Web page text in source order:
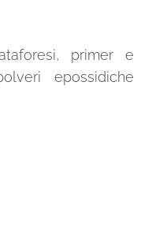
primer e
epossidiche